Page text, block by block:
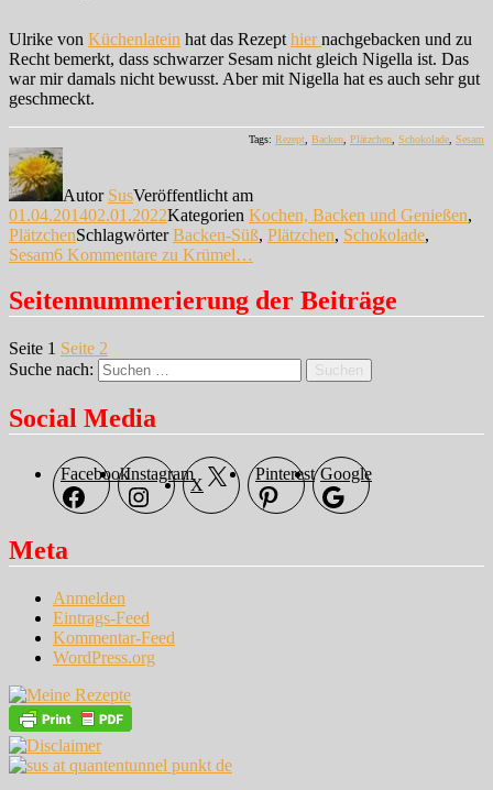
Ulrike von Küchenlatein hat das Rezept hiernachgebacken und zu
Recht bemerkt, dass schwarzer Sesam nicht gleich Nigella ist. Das
war mir damals nicht bewusst. Aber mit Nigella hat es auch sehr gut
geschmeckt.
Tags: Rezept Backen Plätzchen Schokolade Sesam
Autor SusVeröffentlicht am
01.04.201402.01.2022Kategorien Kochen, Backen und Genießen,
PlätzchenSchlagwörterBacken-Süß, Plätzchen, Schokolade,
Sesam6 Kommentare zu Krümel…
Seitennummerierung der Beiträge
Seite 1 Seite 2
Suche nach:
Suchen
Social Media
FacebookInstagram
X
Pinterest Google
Meta
Anmelden
Eintrags-Feed
Kommentar-Feed
WordPress.org